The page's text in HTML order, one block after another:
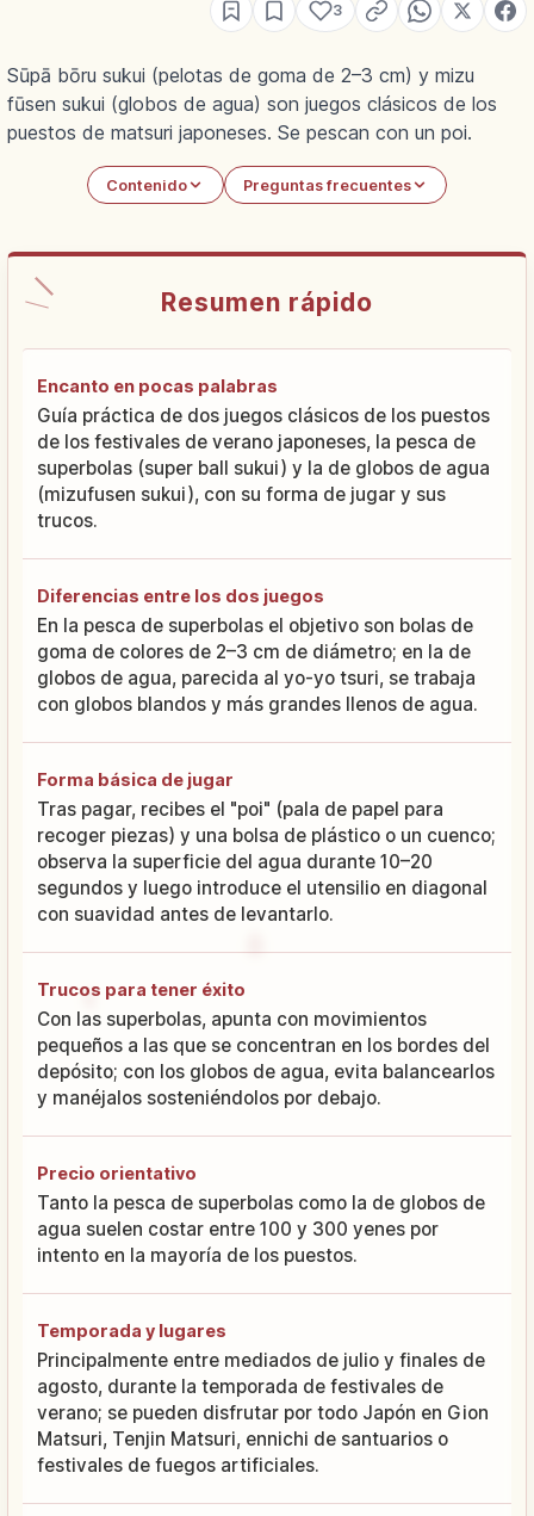
3
Sūpā bōru sukui (pelotas de goma de 2–3 cm) y mizu
fūsen sukui (globos de agua) son juegos clásicos de los
puestos de matsuri japoneses. Se pescan con un poi.
Contenido Preguntas frecuentes
Resumen rápido
Encanto en pocas palabras
Guía práctica de dos juegos clásicos de los puestos
de los festivales de verano japoneses, la pesca de
superbolas (super ball sukui) y la de globos de agua
(mizufusen sukui), con su forma de jugar y sus
trucos.
Diferencias entre los dos juegos
En la pesca de superbolas el objetivo son bolas de
goma de colores de 2–3 cm de diámetro; en la de
globos de agua, parecida al yo-yo tsuri, se trabaja
con globos blandos y más grandes llenos de agua.
Forma básica de jugar
Tras pagar, recibes el "poi" (pala de papel para
recoger piezas) y una bolsa de plástico o un cuenco;
observa la superficie del agua durante 10–20
segundos y luego introduce el utensilio en diagonal
con suavidad antes de levantarlo.
Trucos para tener éxito
Con las superbolas, apunta con movimientos
pequeños a las que se concentran en los bordes del
depósito; con los globos de agua, evita balancearlos
y manéjalos sosteniéndolos por debajo.
Precio orientativo
Tanto la pesca de superbolas como la de globos de
agua suelen costar entre 100 y 300 yenes por
intento en la mayoría de los puestos.
Temporada y lugares
Principalmente entre mediados de julio y finales de
agosto, durante la temporada de festivales de
verano; se pueden disfrutar por todo Japón en Gion
Matsuri, Tenjin Matsuri, ennichi de santuarios o
festivales de fuegos artificiales.